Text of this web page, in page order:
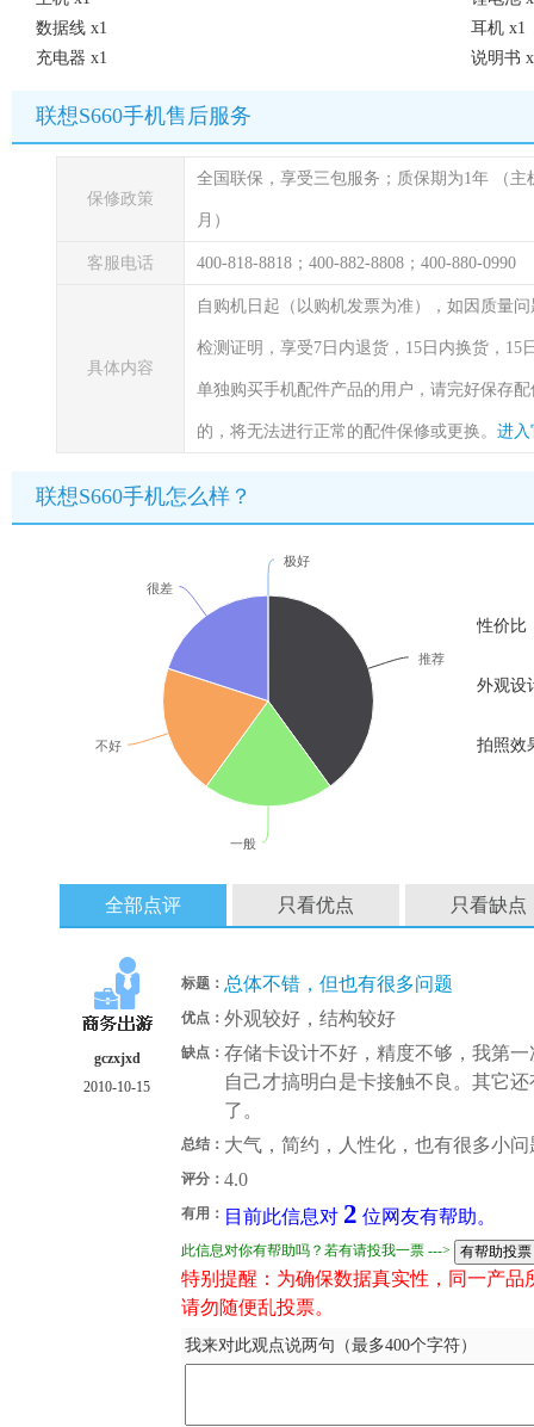
数据线 x1
耳机 x1
充电器 x1
说明书
联想S660手机售后服务
保修政策
全国联保，享受三包服务；质保期为1年 （
月）
客服电话 400-818-8818；400-882-8808；400-880-0990
具体内容
自购机日起（以购机发票为准），如因质量
检测证明，享受7日内退货，15日内换货，
单独购买手机配件产品的用户，请完好保存
的，将无法进行正常的配件保修或更换。 进入
联想S660手机怎么样？
极好
推荐
一般
不好
很差
性价比
外观设
拍照效
全部点评 只看优点 只看缺点
gczxjxd
2010-10-15
标题： 总体不错，但也有很多问题
优点： 外观较好，结构较好
缺点： 存储卡设计不好，精度不够，我第
自己才搞明白是卡接触不良。其它
了。
总结： 大气，简约，人性化，也有很多小问
评分： 4.0
有用： 目前此信息对 2 位网友有帮助。
此信息对你有帮助吗？若有请投我一票 --->
特别提醒：为确保数据真实性，同一产
请勿随便乱投票。
我来对此观点说两句（最多400个字符）